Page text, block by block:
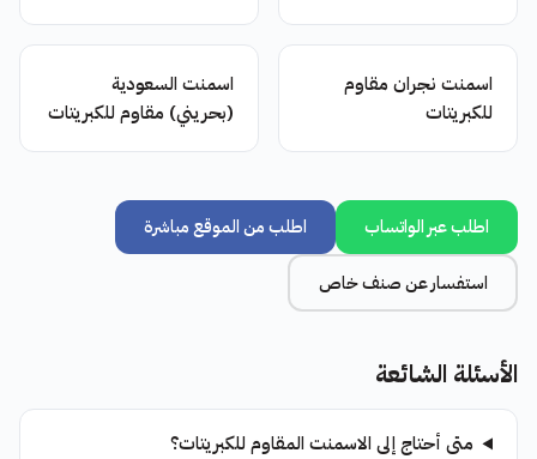
اسمنت نجران مقاوم
للكبريتات
اسمنت السعودية
(بحريني) مقاوم للكبريتات
اطلب عبر الواتساب اطلب من الموقع مباشرة
استفسار عن صنف خاص
الأسئلة الشائعة
متى أحتاج إلى الاسمنت المقاوم للكبريتات؟